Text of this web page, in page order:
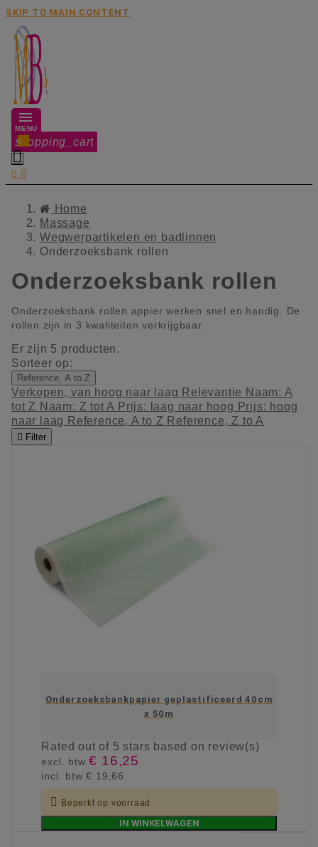
SKIP TO MAIN CONTENT
MENU
shopping_cart
0

 0
Home
Massage
Wegwerpartikelen en badlinnen
Onderzoeksbank rollen
Onderzoeksbank rollen
Onderzoeksbank rollen appier werken snel en handig. De
rollen zijn in 3 kwaliteiten verkrijgbaar.
Er zijn 5 producten.
Sorteer op:
Reference, A to Z
Verkopen, van hoog naar laag Relevantie Naam: A
tot Z Naam: Z tot A Prijs: laag naar hoog Prijs: hoog
naar laag Reference, A to Z Reference, Z to A
 Filter
Onderzoeksbankpapier geplastificeerd 40cm
x 50m
Ratedout of 5 stars based on review(s)
excl. btw€ 16,25
incl. btw€ 19,66
 Beperkt op voorraad
IN WINKELWAGEN